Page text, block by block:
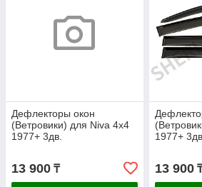
Дефлекторы окон
(Ветровики) для Niva 4x4
1977+ 3дв.
13 900 ₸
1977+
13 900